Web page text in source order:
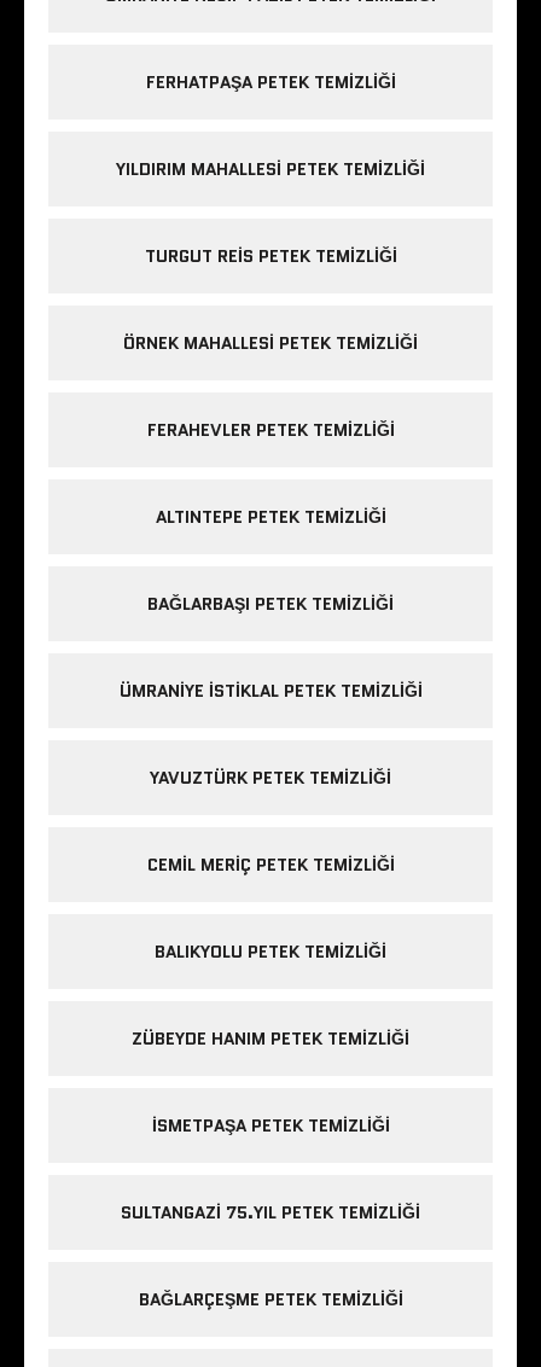
FERHATPAŞA PETEK TEMIZLIĞI
YILDIRIM MAHALLESI PETEK TEMIZLIĞI
TURGUT REIS PETEK TEMIZLIĞI
ÖRNEK MAHALLESI PETEK TEMIZLIĞI
FERAHEVLER PETEK TEMIZLIĞI
ALTINTEPE PETEK TEMIZLIĞI
BAĞLARBAŞI PETEK TEMIZLIĞI
ÜMRANIYE ISTIKLAL PETEK TEMIZLIĞI
YAVUZTÜRK PETEK TEMIZLIĞI
CEMIL MERIÇ PETEK TEMIZLIĞI
BALIKYOLU PETEK TEMIZLIĞI
ZÜBEYDE HANIM PETEK TEMIZLIĞI
ISMETPAŞA PETEK TEMIZLIĞI
SULTANGAZI 75.YIL PETEK TEMIZLIĞI
BAĞLARÇEŞME PETEK TEMIZLIĞI